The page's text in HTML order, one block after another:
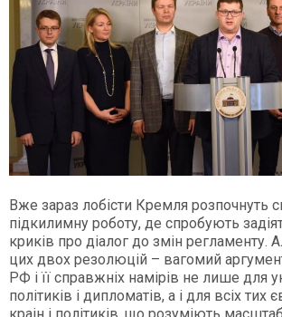
Вже зараз лобісти Кремля розпочнуть
підкилимну роботу, де спробують
криків про діалог до змін регламенту.
цих двох резолюцій – вагомий
РФ і її справжніх намірів не лише для
політиків і дипломатів, а і для всіх тих